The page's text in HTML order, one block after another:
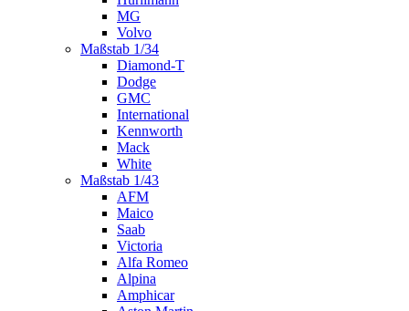
MG
Volvo
Maßstab 1/34
Diamond-T
Dodge
GMC
International
Kennworth
Mack
White
Maßstab 1/43
AFM
Maico
Saab
Victoria
Alfa Romeo
Alpina
Amphicar